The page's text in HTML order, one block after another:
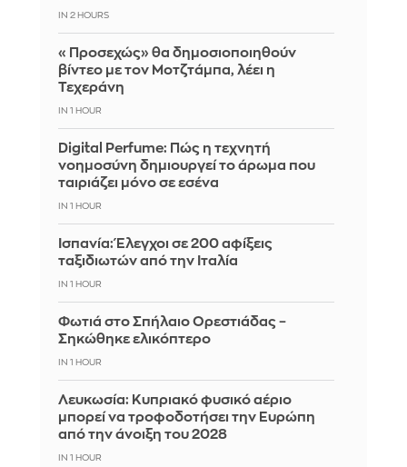
IN 2 HOURS
«Προσεχώς» θα δημοσιοποιηθούν
βίντεο με τον Μοτζτάμπα, λέει η
Τεχεράνη
IN 1 HOUR
Digital Perfume: Πώς η τεχνητή
νοημοσύνη δημιουργεί το άρωμα που
ταιριάζει μόνο σε εσένα
IN 1 HOUR
Ισπανία: Έλεγχοι σε 200 αφίξεις
ταξιδιωτών από την Ιταλία
IN 1 HOUR
Φωτιά στο Σπήλαιο Ορεστιάδας –
Σηκώθηκε ελικόπτερο
IN 1 HOUR
Λευκωσία: Κυπριακό φυσικό αέριο
μπορεί να τροφοδοτήσει την Ευρώπη
από την άνοιξη του 2028
IN 1 HOUR